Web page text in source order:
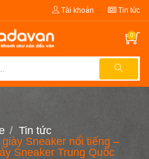
Tài khoản Tin tức
0
Tin tức
Sneaker nổi tiếng –
Sneaker Trung Quốc